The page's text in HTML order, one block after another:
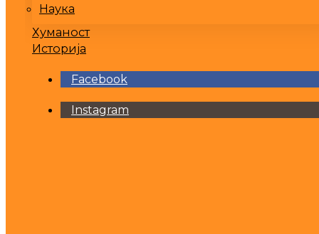
Наука
Хуманост
Историја
Facebook
Instagram